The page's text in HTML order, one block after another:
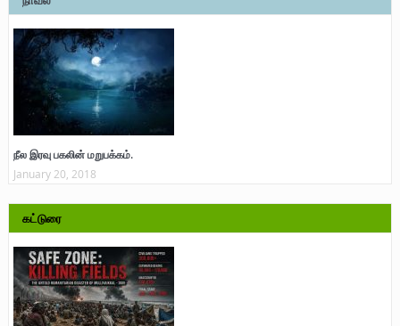
நீல இரவு பகலின் மறுபக்கம்.
January 20, 2018
கட்டுரை